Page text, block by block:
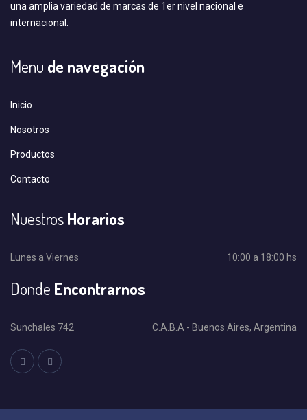
una amplia variedad de marcas de 1er nivel nacional e
internacional.
Menu de navegación
Inicio
Nosotros
Productos
Contacto
NuestrosHorarios
Lunes a Viernes 10:00 a 18:00 hs
Donde Encontrarnos
Sunchales 742 C.A.B.A - Buenos Aires, Argentina